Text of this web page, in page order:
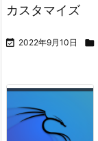
カスタマイズ
 2022年9月10日 